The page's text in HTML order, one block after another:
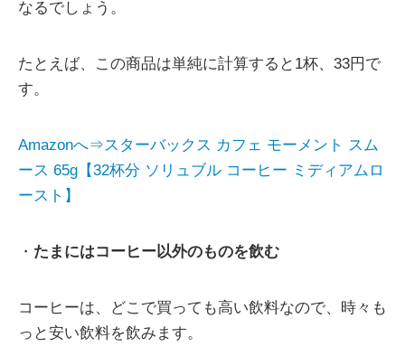
なるでしょう。
たとえば、この商品は単純に計算すると1杯、33円で
す。
Amazonへ⇒スターバックス カフェ モーメント スム
ース 65g【32杯分 ソリュブル コーヒー ミディアムロ
ースト】
・ たまにはコーヒー以外のものを飲む
コーヒーは、どこで買っても高い飲料なので、時々も
っと安い飲料を飲みます。